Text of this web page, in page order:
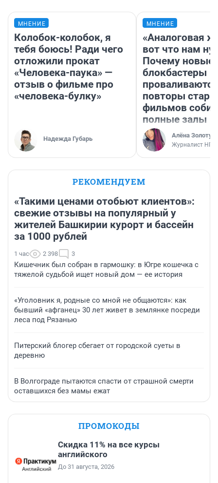
МНЕНИЕ
Колобок-колобок, я
тебя боюсь! Ради чего
отложили прокат
«Человека-паука» —
отзыв о фильме про
«человека-булку»
Надежда Губарь
МНЕНИЕ
«Аналоговая
вот что нам
Почему новые
блокбастеры
повторы
фильмов
полные залы
Алёна
Журналист НГС
РЕКОМЕНДУЕМ
«Такими ценами отобьют клиентов»:
свежие отзывы на популярный у
жителей Башкирии курорт и бассейн
за 1000 рублей
1 час 2 398 3
Кишечник был собран в гармошку: в Югре кошечка с
тяжелой судьбой ищет новый дом — ее история
«Уголовник я, родные со мной не общаются»: как
бывший «афганец» 30 лет живет в землянке посреди
леса под Рязанью
Питерский блогер сбегает от городской суеты в
деревню
В Волгограде пытаются спасти от страшной смерти
оставшихся без мамы ежат
ПРОМОКОДЫ
Скидка 11% на все курсы
английского
До 31 августа, 2026